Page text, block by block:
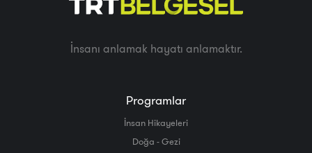
İnsanı anlamak hayatı anlamaktır.
Programlar
İnsan Hikayeleri
Doğa - Gezi